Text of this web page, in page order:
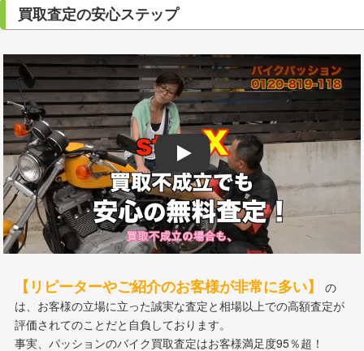
買取査定の安心ステップ
Play
【リピーターやご紹介のお客様が非常に多い】
は、お客様の立場に立った誠実な査定と相場以上での高額査定が
評価されてのことだと自負しております。
事実、パッションのバイク買取査定はお客様満足度95％超！